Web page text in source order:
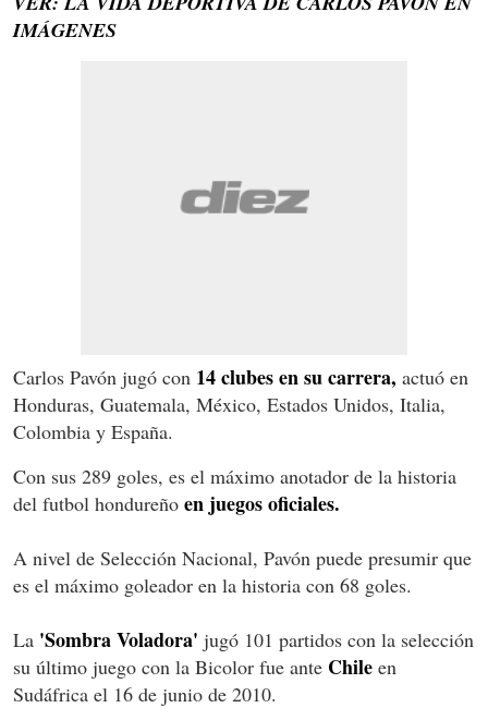
IMÁGENES
Carlos Pavón jugó con 14 clubes en su carrera, actuó en
Honduras, Guatemala, México, Estados Unidos, Italia,
Colombia y España.
Con sus 289 goles, es el máximo anotador de la historia
del futbol hondureño en juegos oficiales.
A nivel de Selección Nacional, Pavón puede presumir que
es el máximo goleador en la historia con 68 goles.
La 'Sombra Voladora' jugó 101 partidos con la selección
su último juego con la Bicolor fue ante Chile en
Sudáfrica el 16 de junio de 2010.